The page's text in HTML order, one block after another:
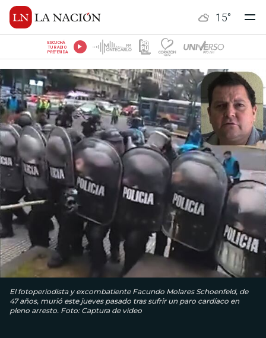
15°
ESCUCHÁ
TU RADIO
PREFERIDA
El fotoperiodista y excombatiente Facundo Molares Schoenfeld, de
47 años, murió este jueves pasado tras sufrir un paro cardíaco en
pleno arresto. Foto: Captura de video